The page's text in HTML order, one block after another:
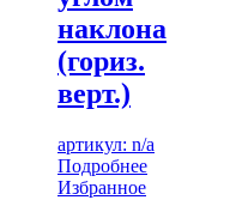
наклона
(гориз.
верт.)
артикул: n/a
Подробнее
Избранное